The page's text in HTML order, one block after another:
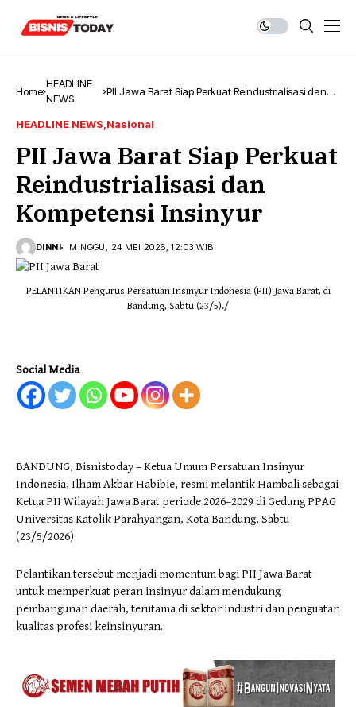
Home
HEADLINE
NEWS
PII Jawa Barat Siap Perkuat Reindustrialisasi dan
HEADLINE NEWS Nasional
PII Jawa Barat Siap Perkuat
Reindustrialisasi dan
Kompetensi Insinyur
DINNI MINGGU, 24 MEI 2026, 12:03 WIB
PELANTIKAN Pengurus Persatuan Insinyur Indonesia (PII) Jawa Barat, di
Bandung, Sabtu (23/5)./
Social Media
BANDUNG, Bisnistoday – Ketua Umum Persatuan Insinyur
Indonesia, Ilham Akbar Habibie, resmi melantik Hambali sebagai
Ketua PII Wilayah Jawa Barat periode 2026–2029 di Gedung PPAG
Universitas Katolik Parahyangan, Kota Bandung, Sabtu
(23/5/2026).
Pelantikan tersebut menjadi momentum bagi PII Jawa Barat
untuk memperkuat peran insinyur dalam mendukung
pembangunan daerah, terutama di sektor industri dan penguatan
kualitas profesi keinsinyuran.